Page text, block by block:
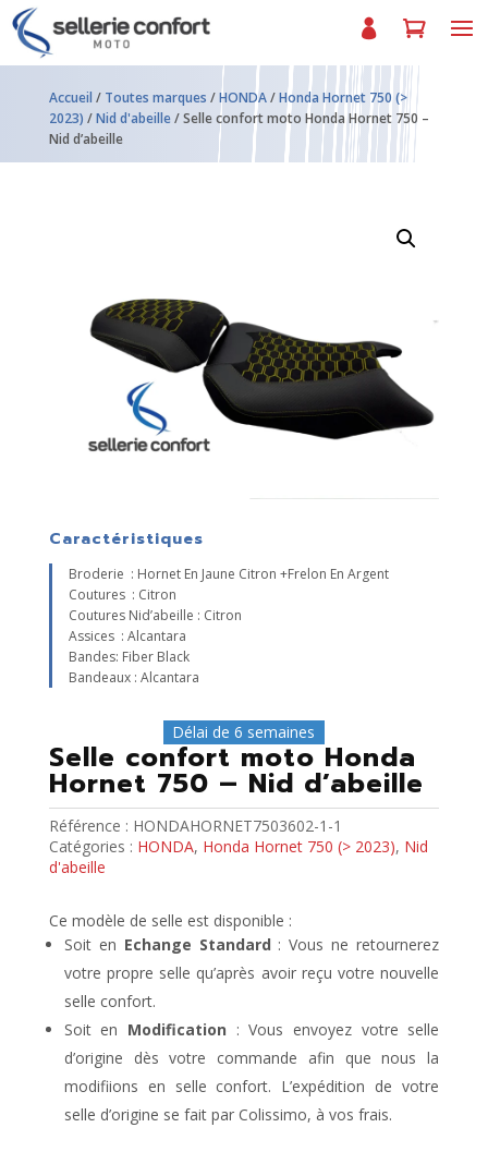
Accueil / Toutes marques /HONDA/Honda Hornet 750 (>
2023) /Nid d'abeille/ Selle confort moto Honda Hornet 750 –
Nid d’abeille
Caractéristiques
Broderie : Hornet En Jaune Citron +frelon En Argent
Coutures : Citron
Coutures Nid’abeille : Citron
Assices : Alcantara
Bandes: Fiber Black
Bandeaux : Alcantara
Délai de 6 semaines
Selle confort moto Honda
Hornet 750 – Nid d’abeille
Référence : HONDAHORNET7503602-1-1
Catégories : HONDA, Honda Hornet 750 (> 2023), Nid
d'abeille
Ce modèle de selle est disponible :
Soit en Echange Standard : Vous ne retournerez
votre propre selle qu’après avoir reçu votre nouvelle
selle confort.
Soit en Modification : Vous envoyez votre selle
d’origine dès votre commande afin que nous la
modifiions en selle confort. L’expédition de votre
selle d’origine se fait par Colissimo, à vos frais.